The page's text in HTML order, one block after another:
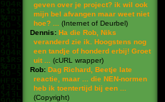
geven over je project? ik wil ook
mijn bel afvangen maar weet niet
hoe? ...
(Internet of Deurbel)
Dennis: Ha die Rob, Niks
veranderd zie ik. Hoogstens nog
een tandje of honderd erbij! Groet
uit ...
(cURL wrapper)
Rob: Dag Richard, Beetje late
reactie, maar ... die NEN-normen
heb ik toentertijd bij een ...
(Copyright)